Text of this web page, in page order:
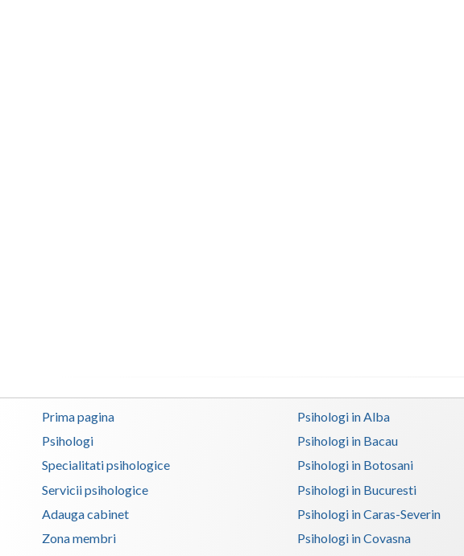
Prima pagina
Psihologi
Specialitati psihologice
Servicii psihologice
Adauga cabinet
Zona membri
Psihologi in Alba
Psihologi in Bacau
Psihologi in Botosani
Psihologi in Bucuresti
Psihologi in Caras-Severin
Psihologi in Covasna